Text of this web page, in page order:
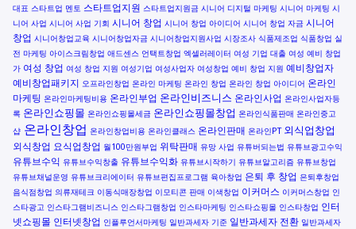
대표 스타트업 멘토 스타트업지원 스타트업지원금 시니어 디지털 마케팅 시니어 마케팅 시
니어 사업 시니어 사업 기회 시니어 창업 시니어 창업 아이디어 시니어 창업 자금 시니어
창업 시니어창업교육 시니어창업자금 시니어창업지원사업 시장조사 식품제조업 식품창업 실
전 마케팅 아이스크림창업 애드센스 언택트창업 엑셀러레이터 여성 기업 대출 여성 예비 창업
가 여성 창업 여성 창업 지원 여성기업 여성사업자 여성창업 예비 창업 지원 예비창업자
예비창업패키지 오프라인창업 온라인 마케팅 온라인 창업 온라인 창업 아이디어 온라인
마케팅 온라인마케팅비용 온라인부업 온라인비즈니스 온라인사업 온라인사업자등
록 온라인쇼핑몰 온라인쇼핑몰세금 온라인쇼핑몰창업 온라인식품판매 온라인중고
샵 온라인창업 온라인창업비용 온라인클래스 온라인판매 온라인PT 외식업창업
외식창업 요식업창업 월100만원부업 위탁판매 유망 사업 유튜버되는법 유튜브광고수익
유튜브수익 유튜브수익창출 유튜브수익화 유튜브시작하기 유튜브알고리즘 유튜브창업
유튜브채널운영 유튜브크리에이터 유튜브편집프로그램 육아창업 은퇴 후 창업 은퇴후창업
음식점창업 의류재테크 이동식매장창업 이모티콘 판매 이색창업 이커머스 이커머스창업 인
스타광고 인스타그램비즈니스 인스타그램창업 인스타마케팅 인스타쇼핑몰 인스타창업 인터
넷쇼핑몰 인터넷창업 인플루언서마케팅 일반과세자 기준 일반과세자 전환 일반과세자